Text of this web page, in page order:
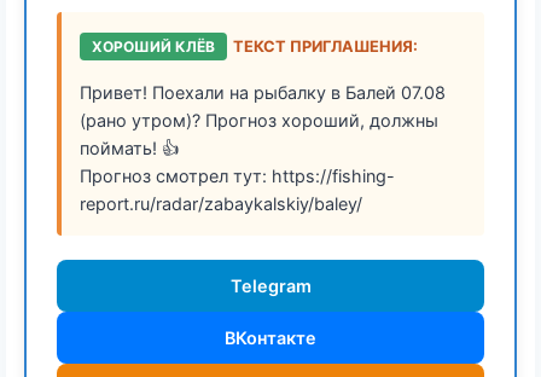
ХОРОШИЙ КЛЁВ ТЕКСТ ПРИГЛАШЕНИЯ:
Привет! Поехали на рыбалку в Балей 07.08
(рано утром)? Прогноз хороший, должны
поймать! 👍
Прогноз смотрел тут: https://fishing-
report.ru/radar/zabaykalskiy/baley/
Telegram
ВКонтакте